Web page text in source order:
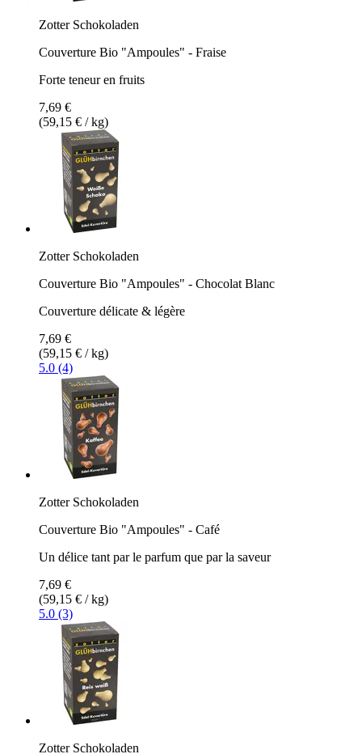
Zotter Schokoladen
Couverture Bio "Ampoules" - Fraise
Forte teneur en fruits
7,69 €
(59,15 € / kg)
Zotter Schokoladen
Couverture Bio "Ampoules" - Chocolat Blanc
Couverture délicate & légère
7,69 €
(59,15 € / kg)
5.0 (4)
Zotter Schokoladen
Couverture Bio "Ampoules" - Café
Un délice tant par le parfum que par la saveur
7,69 €
(59,15 € / kg)
5.0 (3)
Zotter Schokoladen